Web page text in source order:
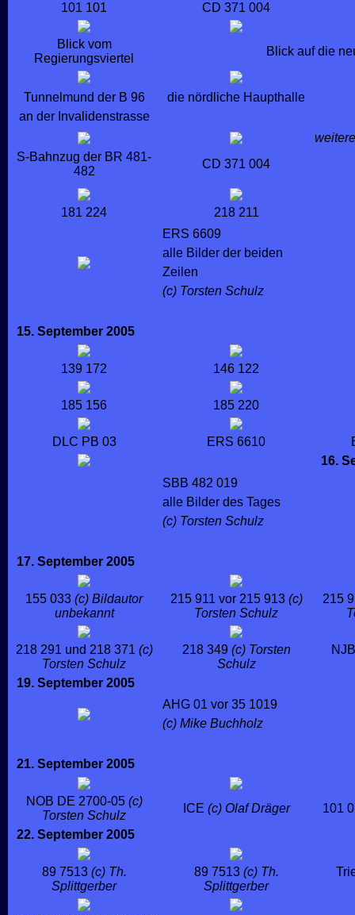
101 101 CD 371 004
Blick vom
Regierungsviertel
Blick auf die
Tunnelmund der B 96
an der Invalidenstrasse
die nördliche Haupthalle
S-Bahnzug der BR 481-
482
CD 371 004
181 224
218 211
ERS 6609
alle Bilder der beiden
Zeilen
(c) Torsten Schulz
15. September 2005
139 172 146 122
185 156 185 220
DLC PB 03 ERS 6610
16.
SBB 482 019
alle Bilder des Tages
(c) Torsten Schulz
17. September 2005
155 033 (c) Bildautor
unbekannt
215 911 vor 215 913 (c)
Torsten Schulz
215
218 291 und 218 371 (c)
Torsten Schulz
218 349 (c) Torsten
Schulz
19. September 2005
AHG 01 vor 35 1019
(c) Mike Buchholz
21. September 2005
NOB DE 2700-05 (c)
Torsten Schulz
ICE (c) Olaf Dräger
101
22. September 2005
89 7513 (c) Th.
Splittgerber
89 7513 (c) Th.
Splittgerber